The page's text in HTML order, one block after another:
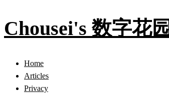
Chousei's 数字花园
Home
Articles
Privacy